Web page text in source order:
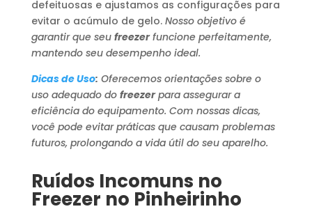
defeituosas e ajustamos as configurações para
evitar o acúmulo de gelo. Nosso objetivo é
garantir que seu freezerfuncione perfeitamente,
mantendo seu desempenho ideal.
Dicas de Uso: Oferecemos orientações sobre o
uso adequado do freezerpara assegurar a
eficiência do equipamento. Com nossas dicas,
você pode evitar práticas que causam problemas
futuros, prolongando a vida útil do seu aparelho.
Ruídos Incomuns no
Freezer no Pinheirinho